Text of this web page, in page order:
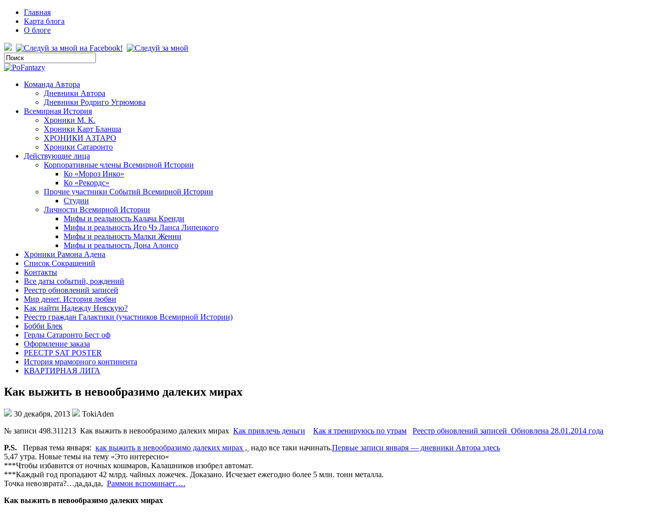
Главная
Карта блога
О блоге
Команда Автора
Дневники Автора
Дневники Родриго Угрюмова
Всемирная История
Хроники М. К.
Хроники Карт Бланша
ХРОНИКИ АЗТАРО
Хроники Сатаронто
Действующие лица
Корпоративные члены Всемирной Истории
Ко «Мороз Инко»
Ко «Рекордс»
Прочие участники Событий Всемирной Истории
Студии
Личности Всемирной Истории
Мифы и реальность Калача Кренди
Мифы и реальность Иго Чэ Ланса Липецкого
Мифы и реальность Малки Женни
Мифы и реальность Дона Алонсо
Хроники Рамона Адена
Список Сокращений
Контакты
Все даты событий, рождений
Реестр обновлений записей
Мир денег. История любви
Как найти Надежду Невскую?
Реестр граждан Галактики (участников Всемирной Истории)
Бобби Блек
Герлы Сатаронто Бест оф
Оформление заказа
РЕЕСТР SAT POSTER
История мраморного континента
КВАРТИРНАЯ ЛИГА
Как выжить в невообразимо далеких мирах
30 декабря, 2013
TokiAden
№ записи 498.311213 Как выжить в невообразимо далеких мирах Как привлечь деньги Как я тренируюсь по утрам
Реестр обновлений записей Обновлена 28.01.2014 года
P.S.
Первая тема января: как выжить в невообразимо далеких мирах , надо все таки начинать.Первые записи января — дневники Автора здесь
5,47 утра. Новые темы на тему «Это интересно»
***Чтобы избавится от ночных кошмаров, Калашников изобрел автомат.
***Каждый год пропадают 42 млрд. чайных ложечек. Доказано. Исчезает ежегодно более 5 млн. тонн металла.
Точка невозврата?…да,да,да, Раммон вспоминает….
Как выжить в невообразимо далеких мирах